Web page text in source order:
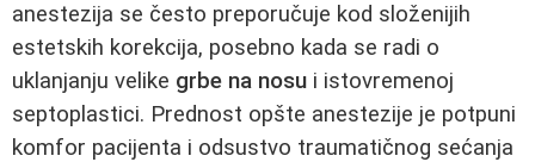
anestezija se često preporučuje kod složenijih
estetskih korekcija, posebno kada se radi o
uklanjanju velike grbe na nosu i istovremenoj
septoplastici. Prednost opšte anestezije je potpuni
komfor pacijenta i odsustvo traumatičnog sećanja